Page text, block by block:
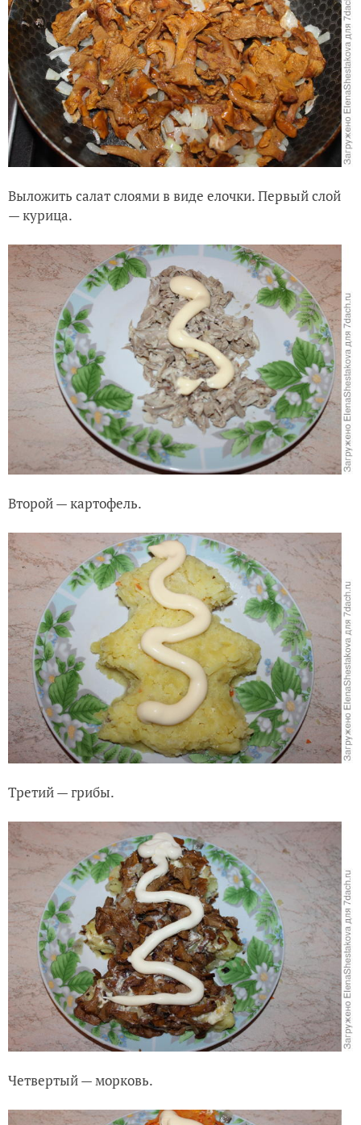
Выложить салат слоями в виде елочки. Первый слой
— курица.
Второй — картофель.
Третий — грибы.
Четвертый — морковь.